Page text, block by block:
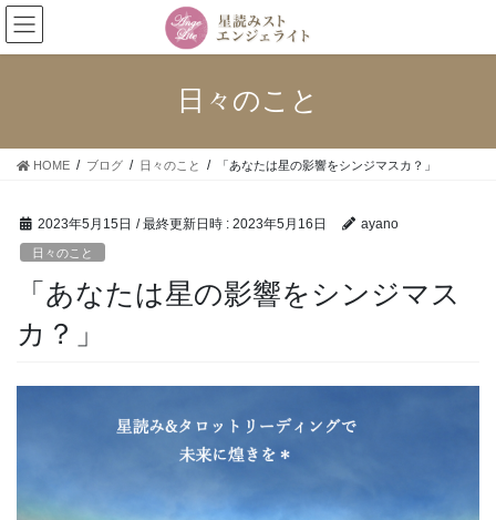
コ
ン
テ
ス
ナ
ビ
ゲ
ン
日々のこと
HOME ブログ 日々のこと 「あなたは星の影響をシンジマスカ？」
2023年5月15日 / 最終更新日時 : 2023年5月16日 ayano
日々のこと
「あなたは星の影響をシンジマス
カ？」